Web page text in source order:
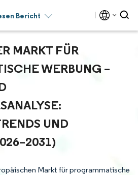
Bericht
MARKT FÜR
WERBUNG –
W
UND P
Markt für programmatische